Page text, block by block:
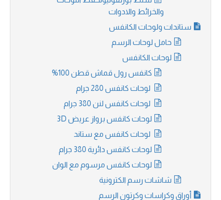
والخرائط والادوات
ستاندات ولوحات الكانفس
حامل لوحات الرسم
لوحات الكانفس
كانفس رول قماش قطن 100%
لوحات كانفس 280 جرام
لوحات كانفس لنن 380 جرام
لوحات كانفس برواز عريض 3D
لوحات كانفس مع ستاند
لوحات كانفس دائرية 380 جرام
لوحات كانفس مرسوم مع الوان
شاشات رسم الكترونية
أوراق وكراسات وكرتون الرسم